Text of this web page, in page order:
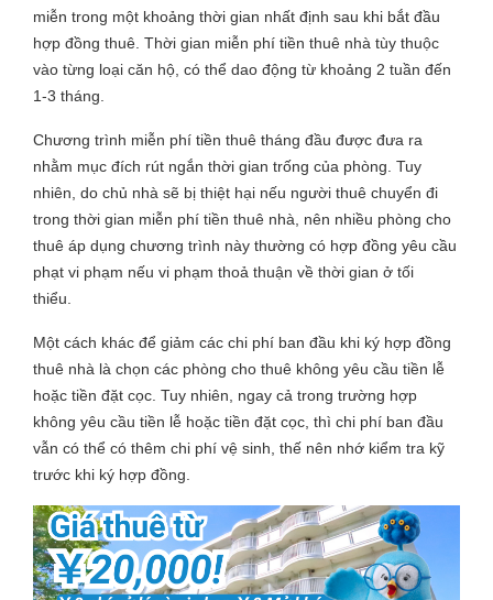
miễn trong một khoảng thời gian nhất định sau khi bắt đầu
hợp đồng thuê. Thời gian miễn phí tiền thuê nhà tùy thuộc
vào từng loại căn hộ, có thể dao động từ khoảng 2 tuần đến
1-3 tháng.
Chương trình miễn phí tiền thuê tháng đầu được đưa ra
nhằm mục đích rút ngắn thời gian trống của phòng. Tuy
nhiên, do chủ nhà sẽ bị thiệt hại nếu người thuê chuyển đi
trong thời gian miễn phí tiền thuê nhà, nên nhiều phòng cho
thuê áp dụng chương trình này thường có hợp đồng yêu cầu
phạt vi phạm nếu vi phạm thoả thuận về thời gian ở tối
thiểu.
Một cách khác để giảm các chi phí ban đầu khi ký hợp đồng
thuê nhà là chọn các phòng cho thuê không yêu cầu tiền lễ
hoặc tiền đặt cọc. Tuy nhiên, ngay cả trong trường hợp
không yêu cầu tiền lễ hoặc tiền đặt cọc, thì chi phí ban đầu
vẫn có thể có thêm chi phí vệ sinh, thế nên nhớ kiểm tra kỹ
trước khi ký hợp đồng.